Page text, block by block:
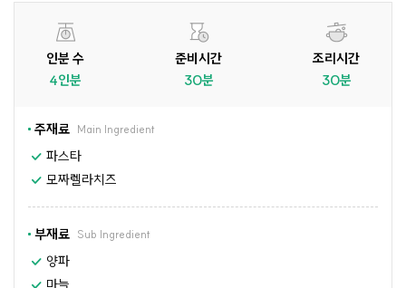
인분 수
4인분
준비시간
30분
조리시간
30분
주재료 Main Ingredient
파스타
모짜렐라치즈
부재료 Sub Ingredient
양파